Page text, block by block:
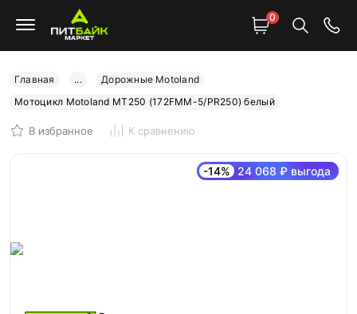
0
Главная ...
Дорожные Motoland
Мотоцикл Motoland MT250 (172FMM-5/PR250) белый
В избранное К сравнению
-14% 24 068 ₽ выгода